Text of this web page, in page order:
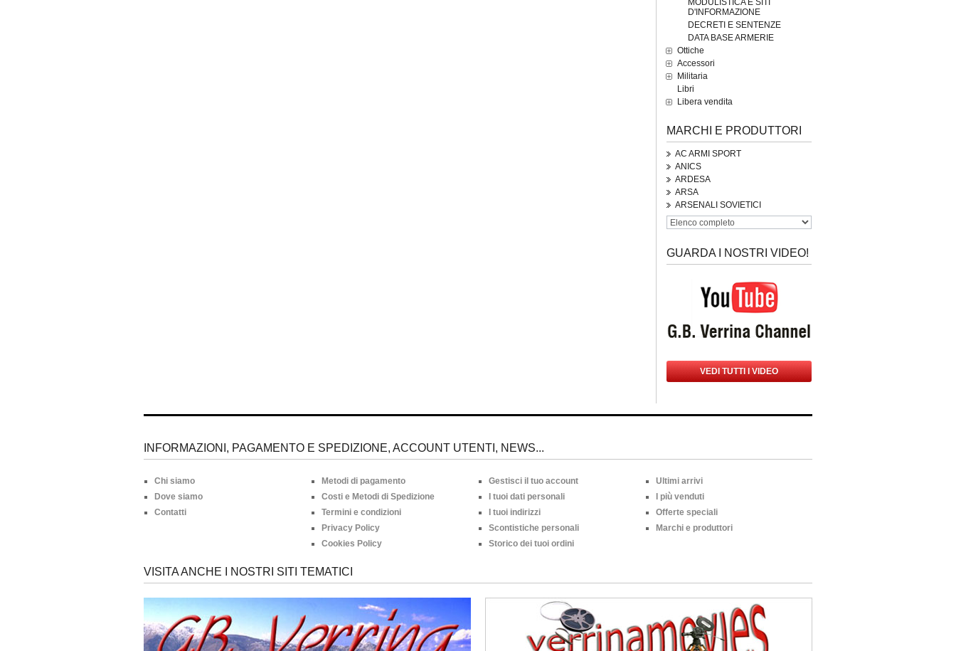
MODULISTICA E SITI
D'INFORMAZIONE
DECRETI E SENTENZE
DATA BASE ARMERIE
Ottiche
Accessori
Militaria
Libri
Libera vendita
MARCHI E PRODUTTORI
AC ARMI SPORT
ANICS
ARDESA
ARSA
ARSENALI SOVIETICI
GUARDA I NOSTRI VIDEO!
VEDI TUTTI I VIDEO
INFORMAZIONI, PAGAMENTO E SPEDIZIONE, ACCOUNT UTENTI, NEWS...
Chi siamo
Dove siamo
Contatti
Metodi di pagamento
Costi e Metodi di Spedizione
Termini e condizioni
Privacy Policy
Cookies Policy
Gestisci il tuo account
I tuoi dati personali
I tuoi indirizzi
Scontistiche personali
Storico dei tuoi ordini
Ultimi arrivi
I più venduti
Offerte speciali
Marchi e produttori
VISITA ANCHE I NOSTRI SITI TEMATICI